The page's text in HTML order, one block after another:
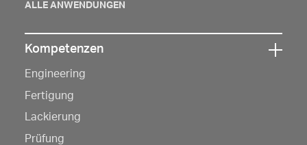
ALLE ANWENDUNGEN
Klicken
Sie
hier,
um
die
Kompetenzen
Engineering
Fertigung
Lackierung
Prüfung